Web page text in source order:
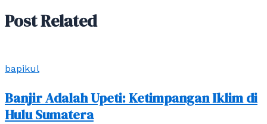
Post Related
bapikul
Banjir Adalah Upeti: Ketimpangan Iklim di
Hulu Sumatera